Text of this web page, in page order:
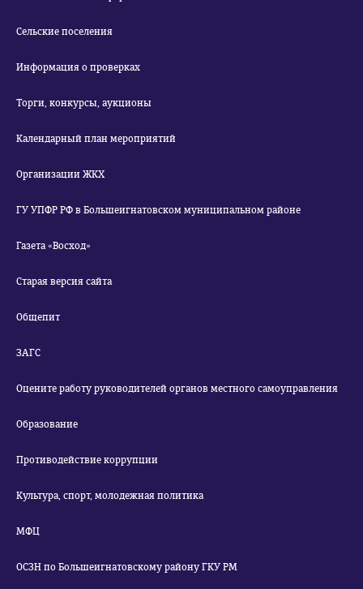
Сельские поселения
Информация о проверках
Торги, конкурсы, аукционы
Календарный план мероприятий
Организации ЖКХ
ГУ УПФР РФ в Большеигнатовском муниципальном районе
Газета «Восход»
Старая версия сайта
Общепит
ЗАГС
Оцените работу руководителей органов местного самоуправления
Образование
Противодействие коррупции
Культура, спорт, молодежная политика
МФЦ
ОСЗН по Большеигнатовскому району ГКУ РМ